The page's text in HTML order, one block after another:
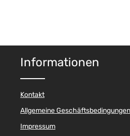
Informationen
Kontakt
Allgemeine Geschäftsbedingungen
Impressum